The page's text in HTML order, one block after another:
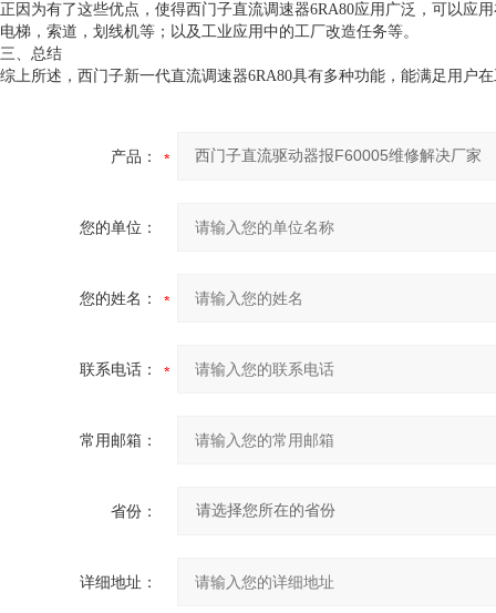
正因为有了这些优点，使得西门子直流调速器6RA80应用广泛，可以应
电梯，索道，划线机等；以及工业应用中的工厂改造任务等。
三、总结
综上所述，西门子新一代直流调速器6RA80具有多种功能，能满足用户
产品：
您的单位：
您的姓名：
联系电话：
常用邮箱：
省份：
详细地址：